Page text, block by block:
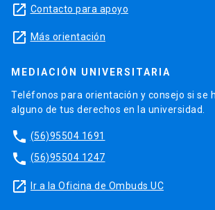
launch Contacto para apoyo
launch Más orientación
MEDIACIÓN UNIVERSITARIA
Teléfonos para orientación y consejo si se
alguno de tus derechos en la universidad.
phone (56)95504 1691
phone (56)95504 1247
launch Ir a la Oficina de Ombuds UC